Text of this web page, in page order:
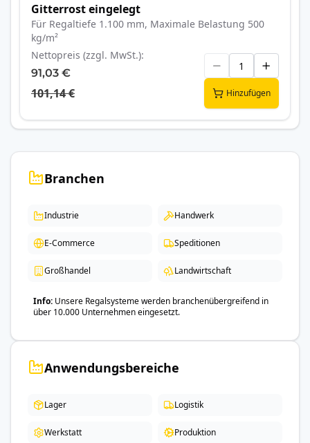
Gitterrost eingelegt
Für Regaltiefe 1.100 mm, Maximale Belastung 500
kg/m²
Nettopreis (zzgl. MwSt.)
91,03 €
101,14 € Hinzufügen
Branchen
Industrie Handwerk
E-Commerce Speditionen
Großhandel Landwirtschaft
Info Unsere Regalsysteme werden branchenübergreifend in
über 10.000 Unternehmen eingesetzt.
Anwendungsbereiche
Lager Logistik
Werkstatt Produktion